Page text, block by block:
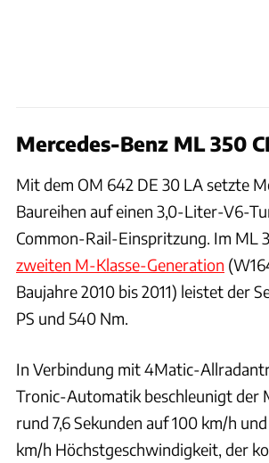
Mercedes-Benz ML 350
Mit dem OM 642 DE 30 LA setzte
Baureihen auf einen 3,0-Liter-V6-
Common-Rail-Einspritzung. Im ML
zweiten M-Klasse-Generation
Baujahre 2010 bis 2011) leistet der
PS und 540 Nm.
In Verbindung mit 4Matic-
Tronic-Automatik beschleunigt der
rund 7,6 Sekunden auf 100 km/h
km/h Höchstgeschwindigkeit, der